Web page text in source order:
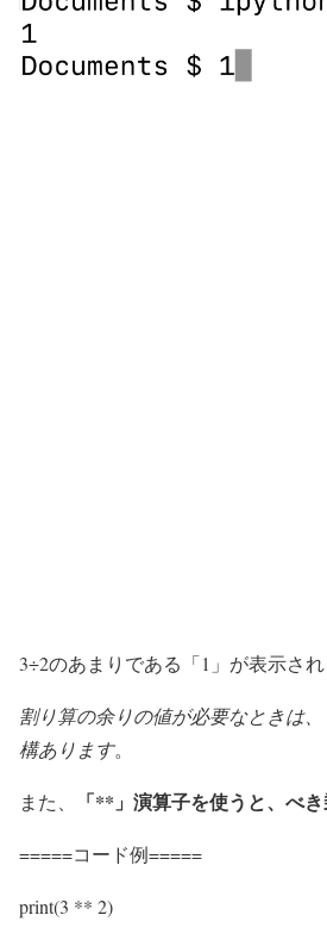
3÷2のあまりである「1」が表示され
割り算の余りの値が必要なときは
構あります。
また、 「**」演算子を使うと、べ
=====コード例=====
print(3 ** 2)